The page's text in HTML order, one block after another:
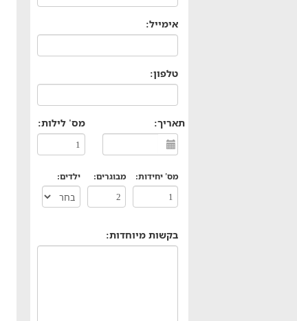
אימייל:
טלפון:
תאריך: מס' לילות:
מס' יחידות: מבוגרים: ילדים:
בקשות מיוחדות: